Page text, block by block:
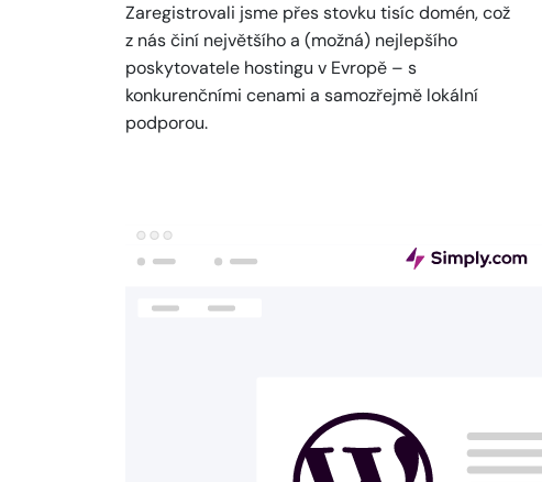
Zaregistrovali jsme přes stovku tisíc domén, což
z nás činí největšího a (možná) nejlepšího
poskytovatele hostingu v Evropě – s
konkurenčními cenami a samozřejmě lokální
podporou.